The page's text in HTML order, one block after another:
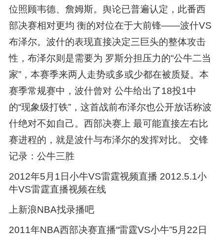
位照顾韦德、詹姆斯。舆论已普遍认定，此番西
部决赛相对更均 衡的对位在于大前锋——波什VS
布泽尔。波什的表现直接决定三巨头的整体攻击
性，布泽尔则是需要为 罗斯分担压力的“公牛二当
家”，本赛季来两人走势或多或少都在被质疑。本
赛季常规赛中，波什曾对 公牛给出了18投1中
的“现象级打铁”，这首战前布泽尔也公开放话称波
什绝对不如自己。西部决赛上 最可能直接左右比
赛进程的，就是波什与布泽尔的发挥对比。 交锋
记录：公牛三胜
2012年5月1日小牛VS雷霆视频直播 2012.5.1小
牛VS雷霆直播视频在线
上新浪NBA找录播吧
2011年NBA西部决赛直播“雷霆VS小牛”5月22日